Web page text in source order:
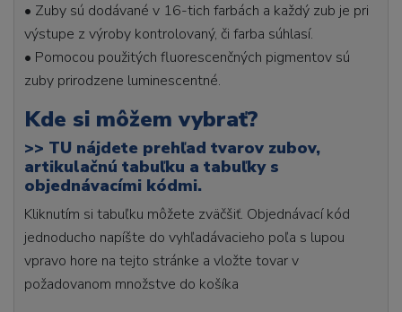
• Zuby sú dodávané v 16-tich farbách a každý zub je pri
výstupe z výroby kontrolovaný, či farba súhlasí.
• Pomocou použitých fluorescenčných pigmentov sú
zuby prirodzene luminescentné.
Kde si môžem vybrať?
>> TU nájdete prehľad tvarov zubov,
artikulačnú tabuľku a tabuľky s
objednávacími kódmi.
Kliknutím si tabuľku môžete zväčšiť. Objednávací kód
jednoducho napíšte do vyhľadávacieho poľa s lupou
vpravo hore na tejto stránke a vložte tovar v
požadovanom množstve do košíka